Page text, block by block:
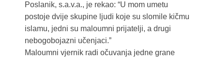
Poslanik, s.a.v.a., je rekao: “U mom umetu
postoje dvije skupine ljudi koje su slomile kičmu
islamu, jedni su maloumni prijatelji, a drugi
nebogobojazni učenjaci.ˮ
Maloumni vjernik radi očuvanja jedne grane